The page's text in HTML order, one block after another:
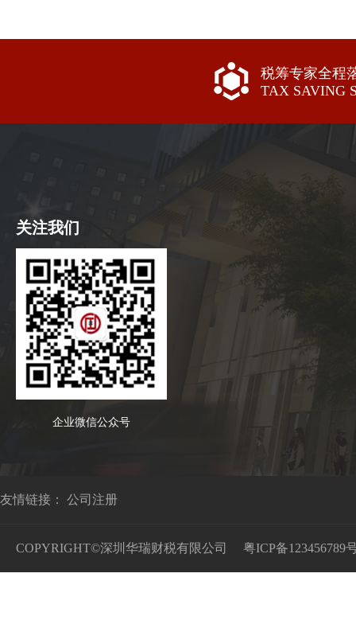
税筹专家全程
TAX SAVING
关注我们
企业微信公众号
友情链接： 公司注册
COPYRIGHT©深圳华瑞财税有限公司 粤ICP备123456789